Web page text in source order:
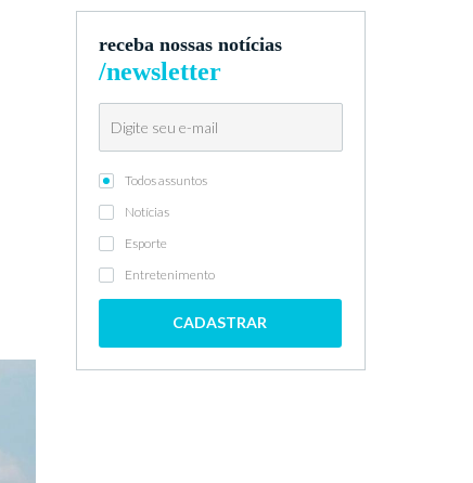
receba nossas notícias
/newsletter
Todos assuntos
Notícias
Esporte
Entretenimento
CADASTRAR